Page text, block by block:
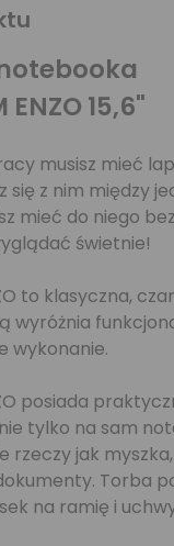
ENZO 15,6"
musisz mieć
się z nim między
mieć do niego
świetnie!
to klasyczna,
wyróżnia
wykonanie.
posiada
tylko na sam
rzeczy jak
Torba
na ramię i